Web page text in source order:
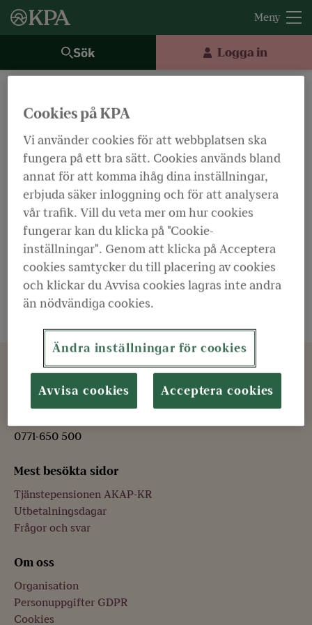
Sök Logga in
Vad kostar återbetalningsskydd?
Vad kostar
återbetalningsskyddet?
Dölj ordförklaringar Lyssna
Återbetalningsskyddet kostar ingenting. Det är helt
frivilligt och går enkelt att välja bort om du skulle
vilja det.
0771-650 500
Mest besökta sidor
Tjänstepensionen AKAP-KR
Utbetalningsdagar
Frågor och svar
Om oss
Organisation
Personuppgifter GDPR
Cookies
Cookies på KPA
Vi använder cookies för att webbplatsen ska
fungera på ett bra sätt. Cookies används bland
annat för att komma ihåg dina inställningar,
erbjuda säker inloggning och för att analysera
vår trafik. Vill du veta mer om hur cookies
fungerar kan du klicka på "Cookie-
inställningar". Genom att klicka på Acceptera
cookies samtycker du till placering av cookies
och klickar du Avvisa cookies lagras inte andra
än nödvändiga cookies.
Ändra inställningar för cookies
Avvisa cookies Acceptera cookies